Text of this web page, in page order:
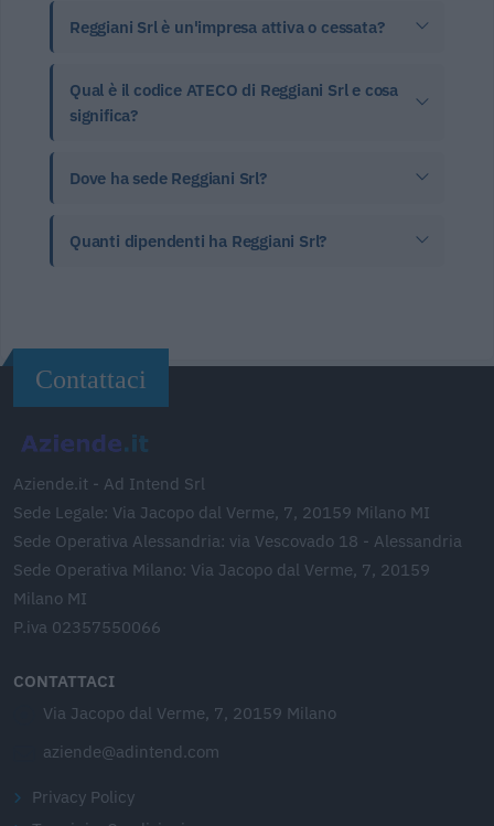
Reggiani Srl è un'impresa attiva o cessata?
Qual è il codice ATECO di Reggiani Srl e cosa
significa?
Dove ha sede Reggiani Srl?
Quanti dipendenti ha Reggiani Srl?
Contattaci
Aziende.it - Ad Intend Srl
Sede Legale: Via Jacopo dal Verme, 7, 20159 Milano MI
Sede Operativa Alessandria: via Vescovado 18 - Alessandria
Sede Operativa Milano: Via Jacopo dal Verme, 7, 20159
Milano MI
P.iva 02357550066
CONTATTACI
Via Jacopo dal Verme, 7, 20159 Milano
aziende@adintend.com
Privacy Policy